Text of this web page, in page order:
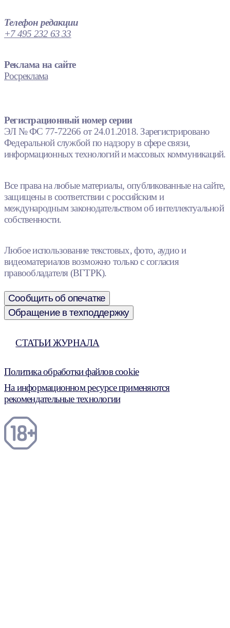
Телефон редакции
+7 495 232 63 33
Реклама на сайте
Росреклама
Регистрационный номер серии
ЭЛ № ФС 77-72266 от 24.01.2018. Зарегистрировано
Федеральной службой по надзору в сфере связи,
информационных технологий и массовых коммуникаций.
Все права на любые материалы, опубликованные на сайте,
защищены в соответствии с российским и
международным законодательством об интеллектуальной
собственности.
Любое использование текстовых, фото, аудио и
видеоматериалов возможно только с согласия
правообладателя (ВГТРК).
Сообщить об опечатке
Обращение в техподдержку
СТАТЬИ ЖУРНАЛА
Политика обработки файлов cookie
На информационном ресурсе применяются
рекомендательные технологии